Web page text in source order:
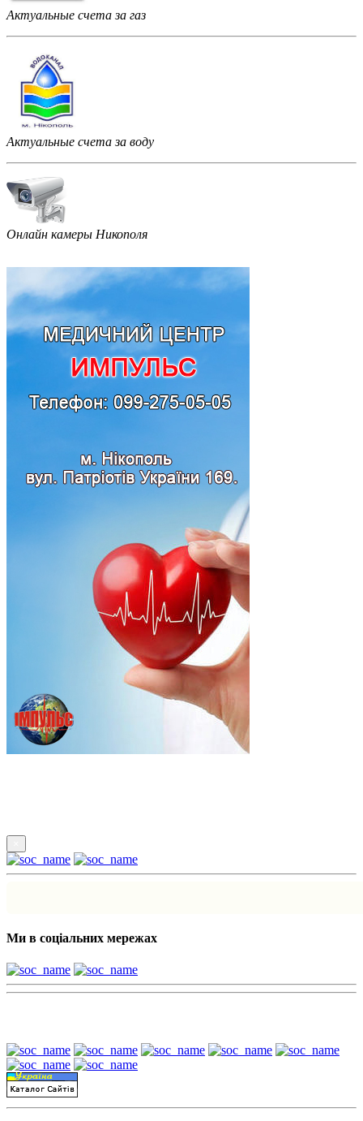
Актуальные счета за газ
Актуальные счета за воду
Онлайн камеры Никополя
Ми в соціальних мережах